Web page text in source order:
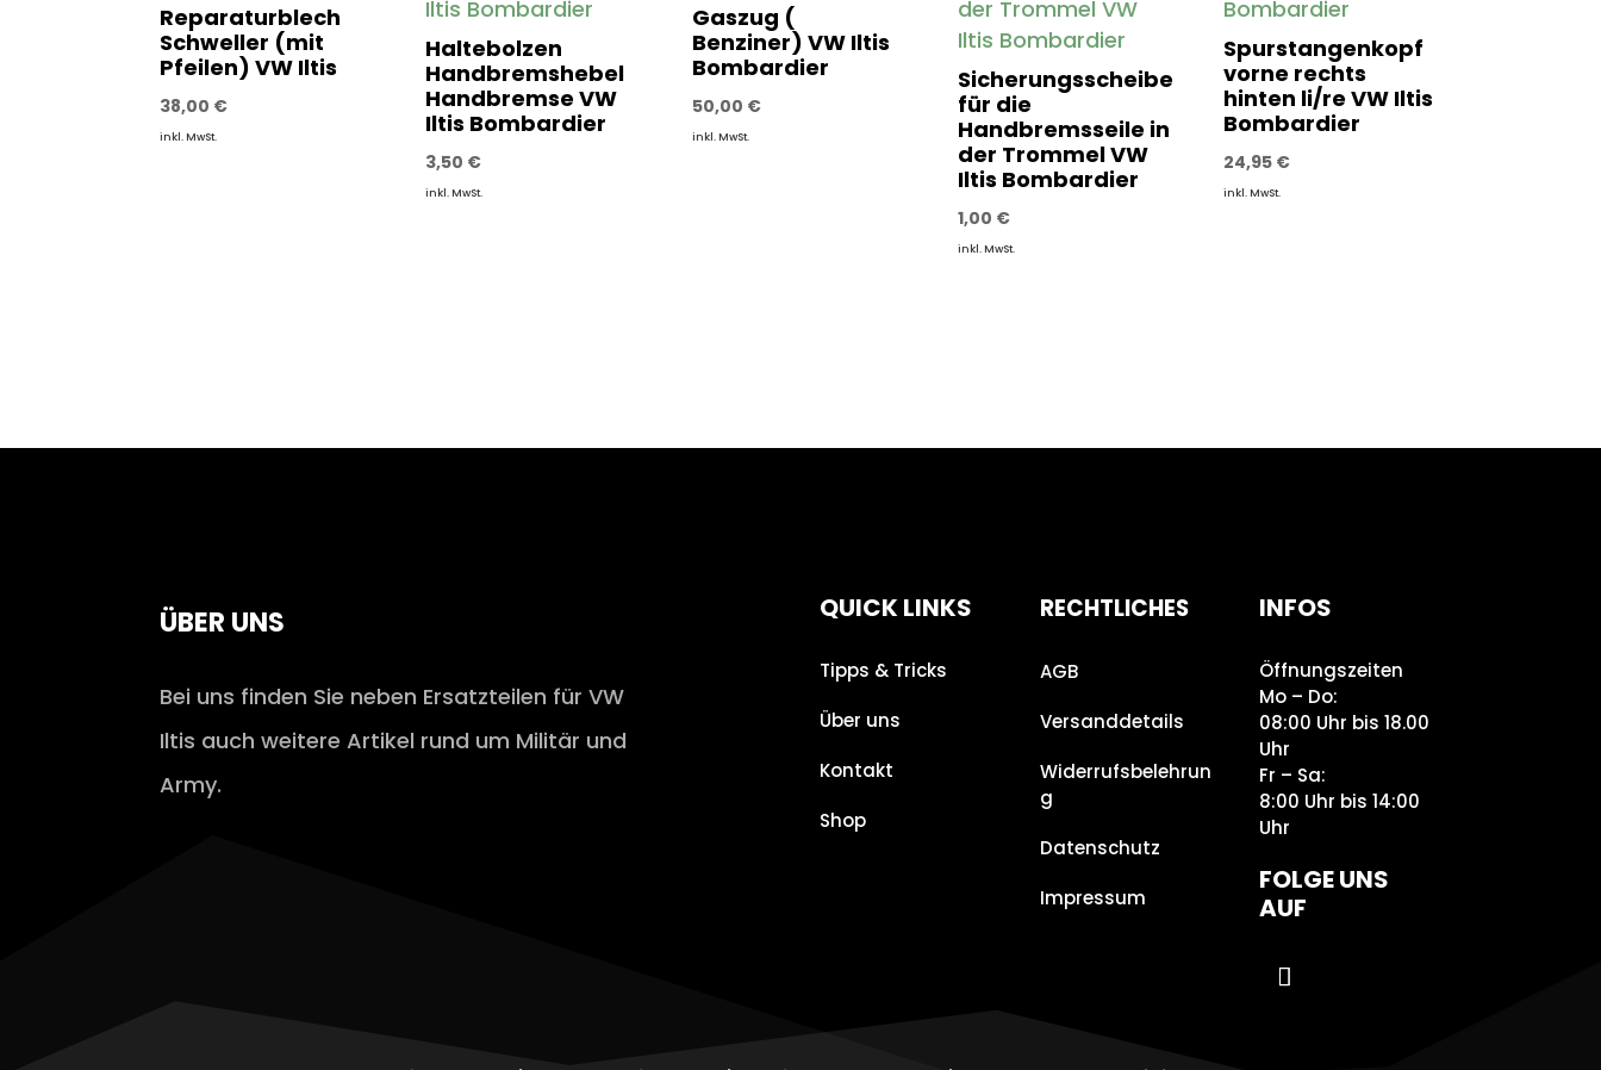
Reparaturblech
Schweller (mit
Pfeilen) VW Iltis
38,00 €
inkl. MwSt.
Haltebolzen
Handbremshebel
Handbremse VW
Iltis Bombardier
3,50 €
inkl. MwSt.
Gaszug (
Benziner) VW Iltis
Bombardier
50,00 €
inkl. MwSt.
Sicherungsscheibe
für die
Handbremsseile in
der Trommel VW
Iltis Bombardier
1,00 €
inkl. MwSt.
Spurstangenkopf
vorne rechts
hinten li/re VW Iltis
Bombardier
24,95 €
inkl. MwSt.
ÜBER UNS
Bei uns finden Sie neben Ersatzteilen für VW
Iltis auch weitere Artikel rund um Militär und
Army.
QUICK LINKS
Tipps & Tricks
Über uns
Kontakt
Shop
RECHTLICHES
AGB
Versanddetails
Widerrufsbelehrun
g
Datenschutz
Impressum
INFOS
Öffnungszeiten
Mo – Do:
08:00 Uhr bis 18.00
Uhr
Fr – Sa:
8:00 Uhr bis 14:00
Uhr
FOLGE UNS
AUF